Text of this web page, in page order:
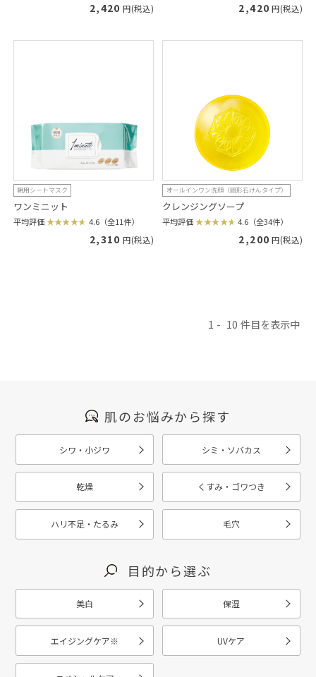
2,420 円(税込) 2,420 円(税込)
朝用シートマスク
ワンミニット
平均評価 4.6（全11件）
2,310 円(税込)
オールインワン洗顔（固形石けんタイプ）
クレンジングソープ
平均評価 4.6（全34件）
2,200 円(税込)
1 10
肌のお悩みから探す
シワ・小ジワ シミ・ソバカス
乾燥 くすみ・ゴワつき
ハリ不足・たるみ 毛穴
目的から選ぶ
美白 保湿
エイジングケア※ UVケア